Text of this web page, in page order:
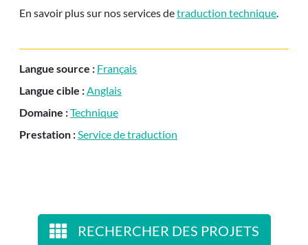
En savoir plus sur nos services detraduction technique.
Langue source : Français
Langue cible :Anglais
Domaine :Technique
Prestation :Service de traduction
RECHERCHER DES PROJETS